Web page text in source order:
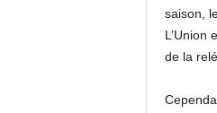
saison,
L’Union
de la